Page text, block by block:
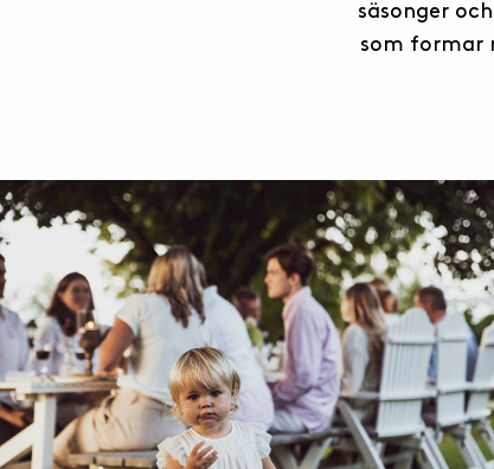
säsonger
som formar